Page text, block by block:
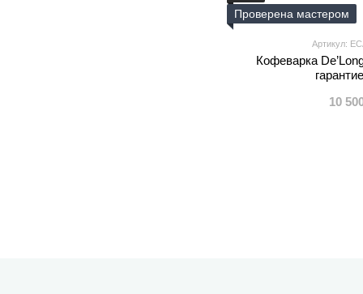
Проверена мастером
Артикул:
Кофеварка
10